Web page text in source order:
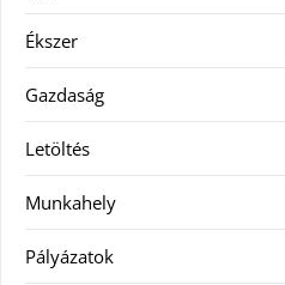
Ékszer
Gazdaság
Letöltés
Munkahely
Pályázatok